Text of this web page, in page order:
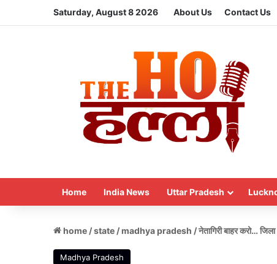
Saturday, August 8 2026 About Us Contact Us
Home India News Uttar Pradesh
home /state /madhya pradesh /नेतागिरी बाहर करो…
Madhya Pradesh